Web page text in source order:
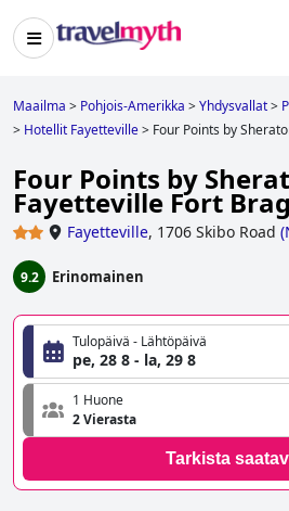
Maailma > Pohjois-Amerikka >Yhdysvallat>
> Hotellit Fayetteville> Four Points by
Four Points by
Fayetteville Fort
Fayetteville, 1706 Skibo Road (
9.2 Erinomainen
Tulopäivä - Lähtöpäivä
pe, 28 8 - la, 29 8
1 Huone
2 Vierasta
Tarkista